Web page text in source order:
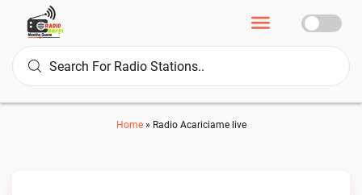
Home» Radio Acariciame live